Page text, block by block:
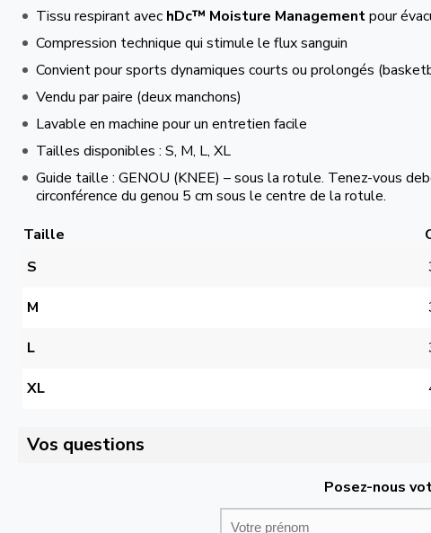
Tissu respirant avec hDc™ Moisture Managementpour
Compression technique qui stimule le flux sanguin
Convient pour sports dynamiques courts ou prolongés
Vendu par paire (deux manchons)
Lavable en machine pour un entretien facile
Tailles disponibles : S, M, L, XL
Guide taille : GENOU (KNEE) – sous la rotule. Tenez-vous
circonférence du genou 5 cm sous le centre de la rotule.
Taille
S
M
L
XL
Vos questions
Posez-nous